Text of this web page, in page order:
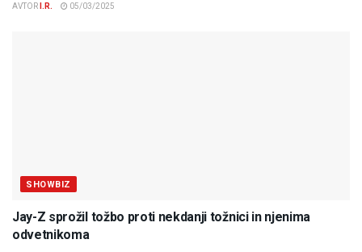
AVTOR I.R. 05/03/2025
SHOWBIZ
Jay-Z sprožil tožbo proti nekdanji tožnici in njenima
odvetnikoma